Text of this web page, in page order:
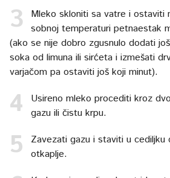
Mleko skloniti sa vatre i ostaviti
sobnoj temperaturi petnaestak
(ako se nije dobro zgusnulo dodati
soka od limuna ili sirćeta i izmešati
varjačom pa ostaviti još koji minut).
Usireno mleko procediti kroz
gazu ili čistu krpu.
Zavezati gazu i staviti u cediljku
otkaplje.